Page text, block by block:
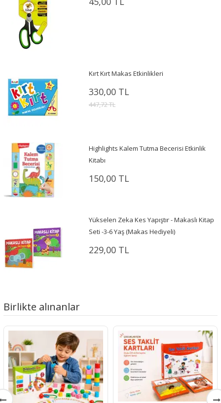
Kırt Kırt Makas Etkinlikleri
330,00 TL
447,72 TL
Highlights Kalem Tutma Becerisi Etkinlik
Kitabı
150,00 TL
Yükselen Zeka Kes Yapıştır - Makaslı Kitap
Seti -3-6 Yaş (Makas Hediyeli)
229,00 TL
Birlikte alınanlar